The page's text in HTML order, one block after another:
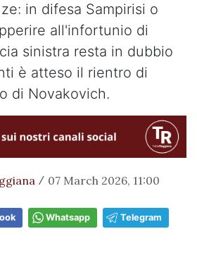
in difesa Sampirisi o
all'infortunio di
sinistra resta in dubbio
è atteso il rientro di
di Novakovich.
/ 07 March 2026, 11:00
Whatsapp Telegram